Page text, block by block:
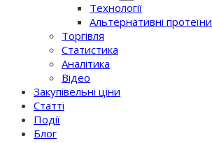
Технології
Альтернативні протеїни
Торгівля
Статистика
Аналітика
Відео
Закупівельні ціни
Статті
Події
Блог